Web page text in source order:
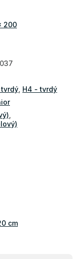
rošt
200
H4 - tvrdý
cm